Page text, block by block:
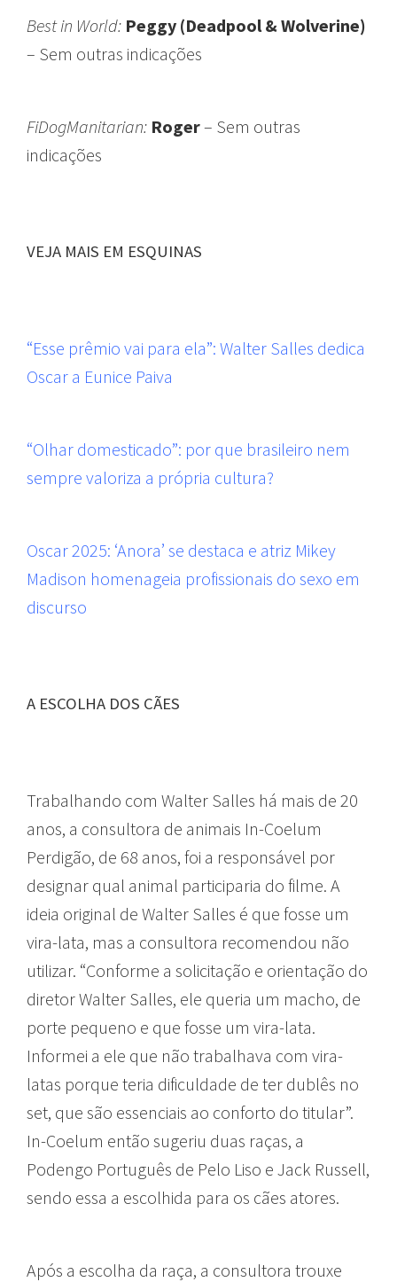
Best in World: Peggy (Deadpool & Wolverine)
– Sem outras indicações
FiDogManitarian: Roger– Sem outras
indicações
VEJA MAIS EM ESQUINAS
“Esse prêmio vai para ela”: Walter Salles dedica
Oscar a Eunice Paiva
“Olhar domesticado”: por que brasileiro nem
sempre valoriza a própria cultura?
Oscar 2025: ‘Anora’ se destaca e atriz Mikey
Madison homenageia profissionais do sexo em
discurso
A ESCOLHA DOS CÃES
Trabalhando com Walter Salles há mais de 20
anos, a consultora de animais In-Coelum
Perdigão, de 68 anos, foi a responsável por
designar qual animal participaria do filme. A
ideia original de Walter Salles é que fosse um
vira-lata, mas a consultora recomendou não
utilizar. “Conforme a solicitação e orientação do
diretor Walter Salles, ele queria um macho, de
porte pequeno e que fosse um vira-lata.
Informei a ele que não trabalhava com vira-
latas porque teria dificuldade de ter dublês no
set, que são essenciais ao conforto do titular”.
In-Coelum então sugeriu duas raças, a
Podengo Português de Pelo Liso e Jack Russell,
sendo essa a escolhida para os cães atores.
Após a escolha da raça, a consultora trouxe